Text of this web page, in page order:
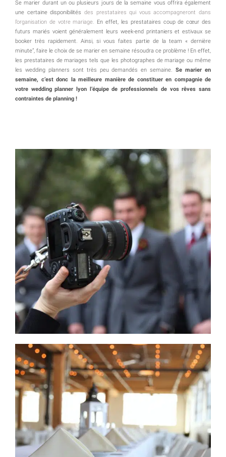
Se marier durant un ou plusieurs jours de la semaine vous offrira également
une certaine disponibilités des prestataires qui vous accompagneront dans
l’organisation de votre mariage. En effet, les prestataires coup de cœur des
futurs mariés voient généralement leurs week-end printaniers et estivaux se
booker très rapidement. Ainsi, si vous faites partie de la team « dernière
minute”, faire le choix de se marier en semaine résoudra ce problème ! En effet,
les prestataires de mariages tels que les photographes de mariage ou même
les wedding planners sont très peu demandés en semaine.Se marier en
semaine, c’est donc la meilleure manière de constituer en compagnie de
votre wedding planner lyon l’équipe de professionnels de vos rêves sans
contraintes de planning !